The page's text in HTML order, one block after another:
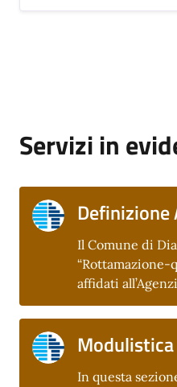
Servizi in
Definizione
Il Comune di
affidati
Modulistica
In questa